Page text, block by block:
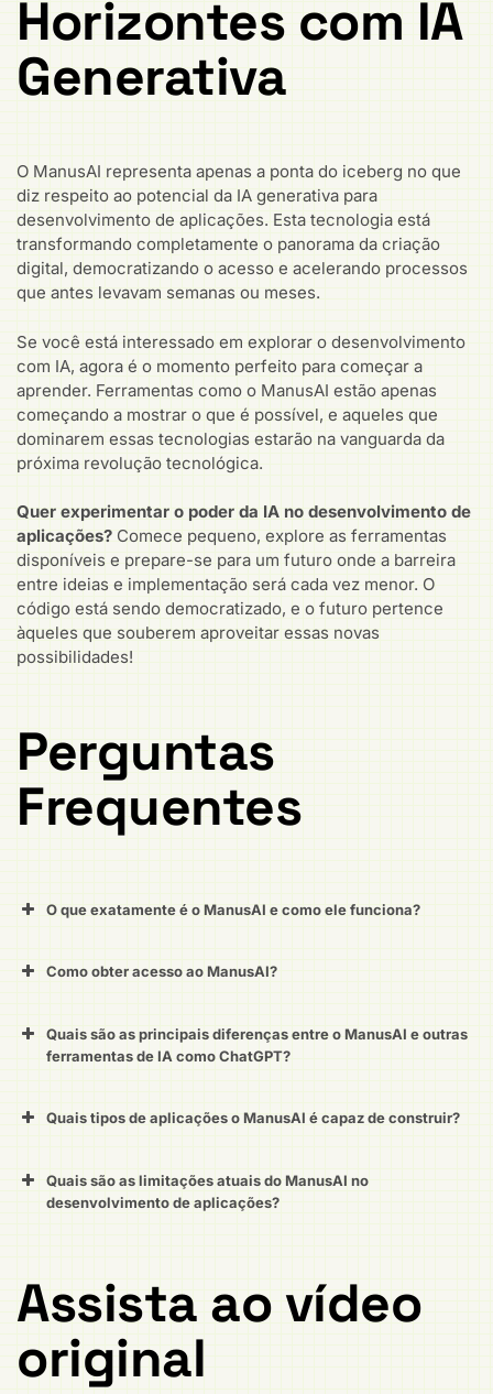
Horizontes com IA
Generativa
O ManusAI representa apenas a ponta do iceberg no que
diz respeito ao potencial da IA generativa para
desenvolvimento de aplicações. Esta tecnologia está
transformando completamente o panorama da criação
digital, democratizando o acesso e acelerando processos
que antes levavam semanas ou meses.
Se você está interessado em explorar o desenvolvimento
com IA, agora é o momento perfeito para começar a
aprender. Ferramentas como o ManusAI estão apenas
começando a mostrar o que é possível, e aqueles que
dominarem essas tecnologias estarão na vanguarda da
próxima revolução tecnológica.
Quer experimentar o poder da IA no desenvolvimento de
aplicações? Comece pequeno, explore as ferramentas
disponíveis e prepare-se para um futuro onde a barreira
entre ideias e implementação será cada vez menor. O
código está sendo democratizado, e o futuro pertence
àqueles que souberem aproveitar essas novas
possibilidades!
Perguntas
Frequentes
O que exatamente é o ManusAI e como ele funciona?
Como obter acesso ao ManusAI?
Quais são as principais diferenças entre o ManusAI e outras
ferramentas de IA como ChatGPT?
Quais tipos de aplicações o ManusAI é capaz de construir?
Quais são as limitações atuais do ManusAI no
desenvolvimento de aplicações?
Assista ao vídeo
original